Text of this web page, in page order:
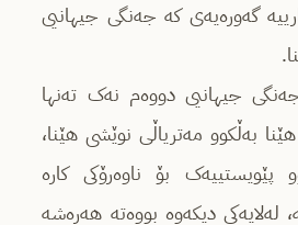
گەورەیەی کە جەنگی جیهانیی
جیهانیی دووەم نەک تەنها
بەڵکوو مەتریاڵی نوێشی هێنا،
پێویستییەک بۆ ناوەرۆکی کارە
لەلایەکی دیکەوە بووەتە هەڕەشە